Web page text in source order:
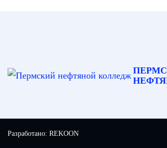
Разработано: REKOON